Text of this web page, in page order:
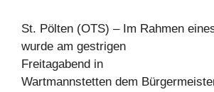
St. Pölten (OTS) – Im Rahmen
wurde am gestrigen
Freitagabend in
Wartmannstetten dem